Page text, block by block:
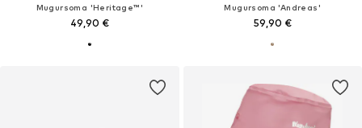
Mugursoma 'Heritage™'
49,90 €
Mugursoma 'Andreas'
59,90 €